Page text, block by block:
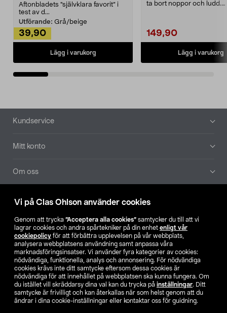
Vi på Clas Ohlson använder cookies
Genom att trycka ”Acceptera alla cookies” samtycker du till att vi
lagrar cookies och andra spårtekniker på din enhet enligt vår
cookiepolicy för att förbättra upplevelsen på vår webbplats,
analysera webbplatsens användning samt anpassa våra
marknadsföringsinsatser. Vi använder fyra kategorier av cookies:
nödvändiga, funktionella, analys och annonsering. För nödvändiga
cookies krävs inte ditt samtycke eftersom dessa cookies är
nödvändiga för att innehållet på webbplatsen ska kunna fungera. Om
du istället vill skräddarsy dina val kan du trycka på inställningar. Ditt
samtycke är frivilligt och kan återkallas när som helst genom att du
ändrar i dina cookie-inställningar eller kontaktar oss för guidning.
Aftonbladets "självklara favorit” i
test av d...
Utförande: Grå/beige
39,90
Lägg i varukorg
ta bort noppor och ludd.
149,90
Lägg i varukorg
Sidfot
Kundservice
Mitt konto
Om oss
Aktuellt
Våra bolag
Hitta butik
SE NO FI